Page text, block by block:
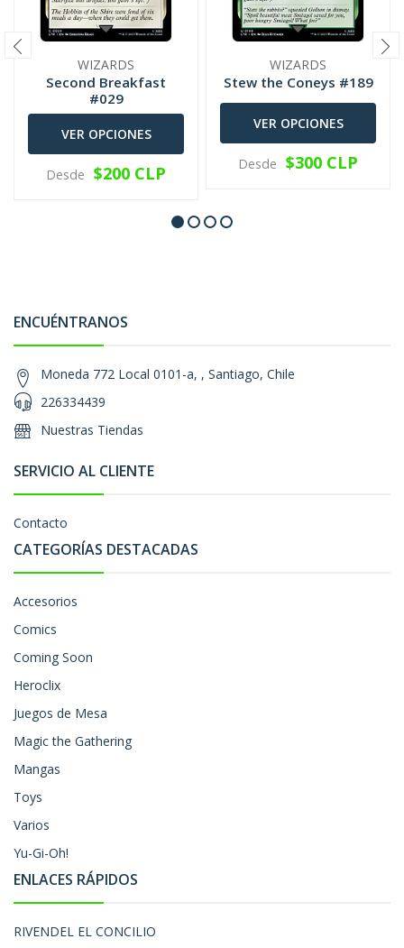
WIZARDS
Second Breakfast
#029
VER OPCIONES
Desde $200 CLP
WIZARDS
Stew the Coneys #189
VER OPCIONES
Desde $300 CLP
ENCUÉNTRANOS
Moneda 772 Local 0101-a, , Santiago, Chile
226334439
Nuestras Tiendas
SERVICIO AL CLIENTE
Contacto
CATEGORÍAS DESTACADAS
Accesorios
Comics
Coming Soon
Heroclix
Juegos de Mesa
Magic the Gathering
Mangas
Toys
Varios
Yu-Gi-Oh!
ENLACES RÁPIDOS
RIVENDEL EL CONCILIO